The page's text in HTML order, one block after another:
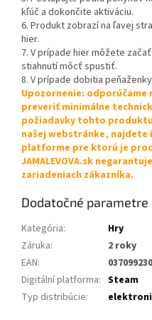
kľúč a dokončite aktiváciu.
6. Produkt zobrazí na ľavej
hier.
7. V prípade hier môžete
stiahnutí môcť spustiť.
8. V prípade dobitia
Upozornenie: odporúčame
preveriť minimálne
požiadavky tohto
našej webstránke, najdete
platforme pre ktorú je
JAMALEVOVA.sk
zariadeniach zákazníka.
Dodatočné parametre
Kategória:
Hry
Záruka:
2 roky
EAN:
Digitální platforma: Steam
Typ distribúcie: